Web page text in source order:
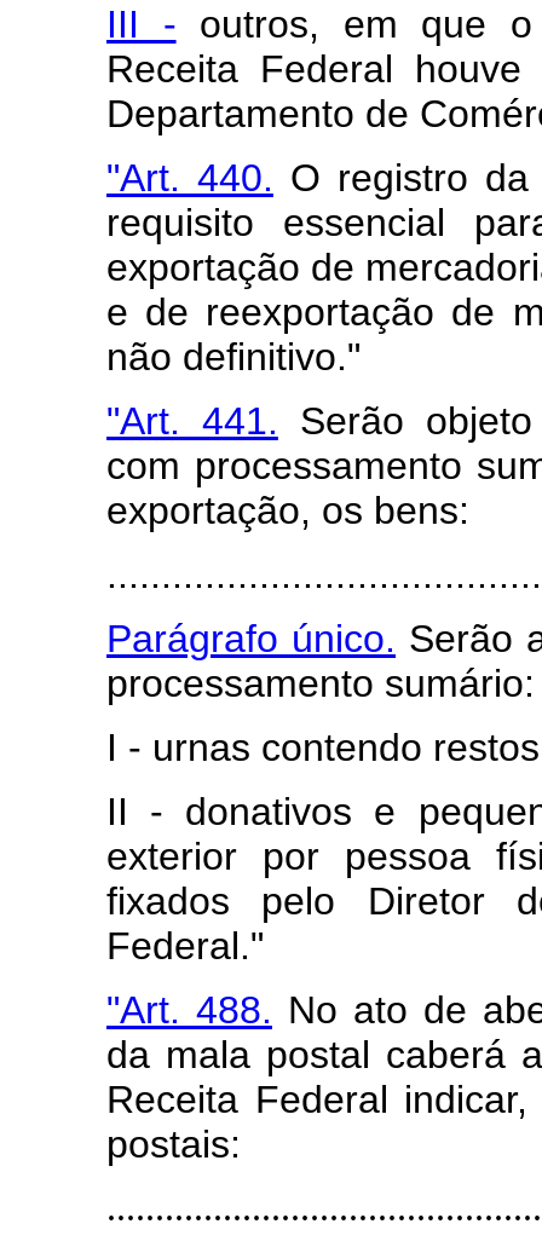
III - outros, em que o
Receita Federal
Departamento de
"Art. 440. O registro da
requisito essencial
exportação de
e de reexportação de
não definitivo."
"Art. 441. Serão
com processamento
exportação, os bens:
Parágrafo único. Serão
processamento sumário:
I - urnas contendo
II - donativos e
exterior por pessoa
fixados pelo Diretor
Federal."
"Art. 488. No ato de
da mala postal caberá
Receita Federal
postais: